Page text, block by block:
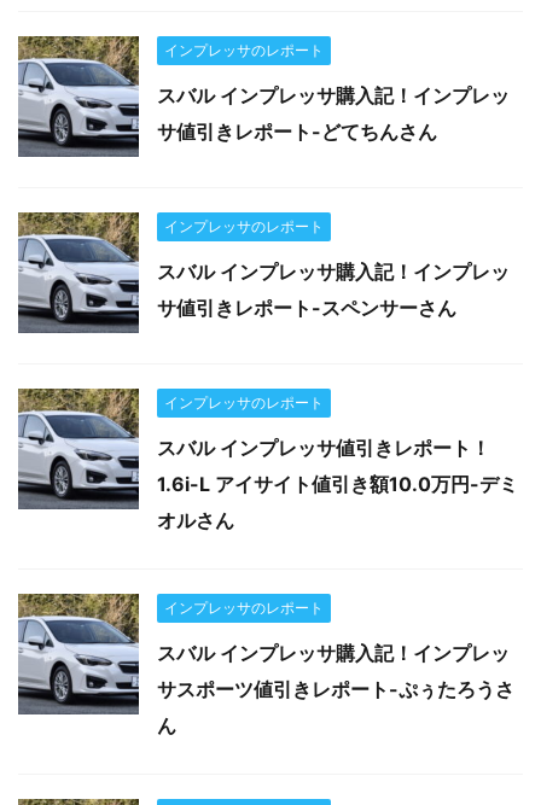
インプレッサのレポート
スバル インプレッサ購入記！インプレッ
サ値引きレポート-どてちんさん
インプレッサのレポート
スバル インプレッサ購入記！インプレッ
サ値引きレポート-スペンサーさん
インプレッサのレポート
スバル インプレッサ値引きレポート！
1.6i-L アイサイト値引き額10.0万円-デミ
オルさん
インプレッサのレポート
スバル インプレッサ購入記！インプレッ
サスポーツ値引きレポート-ぷぅたろうさ
ん